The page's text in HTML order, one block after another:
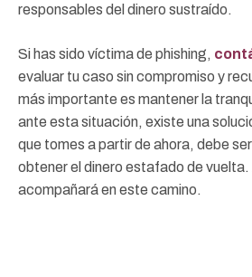
responsables del dinero sustraído.
Si has sido víctima de phishing,
evaluar tu caso sin compromiso y
más importante es mantener la
ante esta situación, existe una
que tomes a partir de ahora, debe
obtener el dinero estafado de
acompañará en este camino.